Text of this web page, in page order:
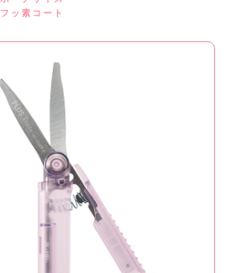
フッ素コート